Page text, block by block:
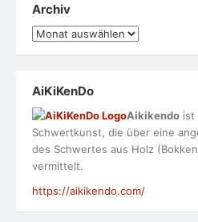
Archiv
Archiv
AiKiKenDo
Aikikendo ist
Schwertkunst, die über eine
des Schwertes aus Holz
vermittelt.
https://aikikendo.com/